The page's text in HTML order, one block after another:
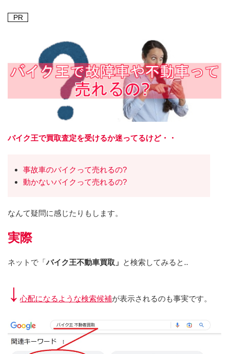
PR
バイク王で買取査定を受けるか迷ってるけど・・
事故車のバイクって売れるの?
動かないバイクって売れるの?
なんて疑問に感じたりもします。
実際
ネットで「バイク王不動車買取」 と検索してみると..
↓ 心配になるような検索候補が表示されるのも事実です。